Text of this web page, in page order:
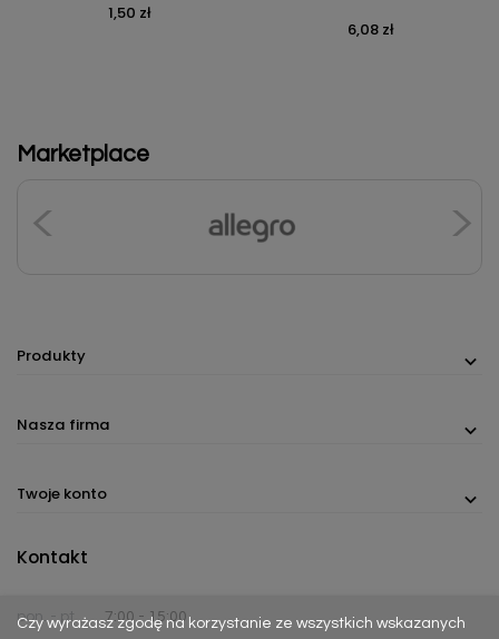
Cena
1,50 zł
Cena
6,08 zł
Marketplace
Produkty
Nasza firma
Twoje konto
Czy wyrażasz zgodę na korzystanie ze wszystkich wskazanych
Kontakt
pon. - pt. 7:00 - 15:00